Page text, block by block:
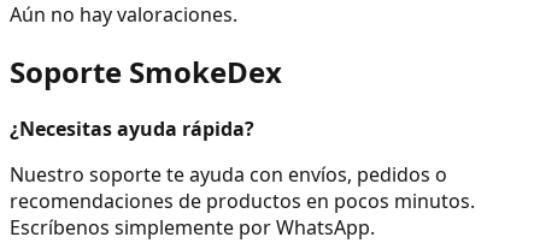
Aún no hay valoraciones.
Soporte SmokeDex
¿Necesitas ayuda rápida?
Nuestro soporte te ayuda con envíos, pedidos o
recomendaciones de productos en pocos minutos.
Escríbenos simplemente por WhatsApp.